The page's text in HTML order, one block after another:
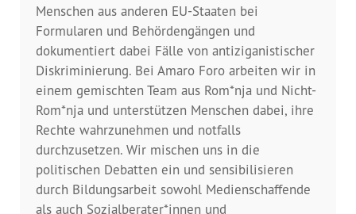
Wissenswertes
Publikationen
Mediathek
Plakate
Presse
Menschen aus anderen EU-Staaten bei
Formularen und Behördengängen und
dokumentiert dabei Fälle von antiziganistischer
Diskriminierung. Bei Amaro Foro arbeiten wir in
einem gemischten Team aus Rom*nja und Nicht-
Rom*nja und unterstützen Menschen dabei, ihre
Rechte wahrzunehmen und notfalls
durchzusetzen. Wir mischen uns in die
politischen Debatten ein und sensibilisieren
durch Bildungsarbeit sowohl Medienschaffende
als auch Sozialberater*innen und